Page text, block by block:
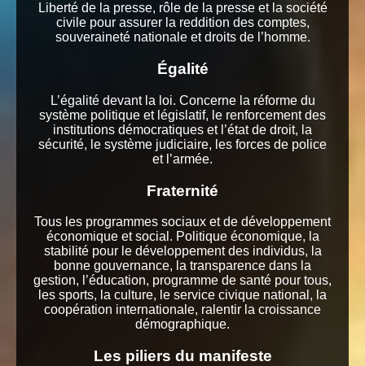
Liberté de la presse, rôle de la presse et la société
civile pour assurer la reddition des comptes,
souveraineté nationale et droits de l’homme.
Égalité
L’égalité devant la loi. Concerne la réforme du
système politique et législatif, le renforcement des
institutions démocratiques et l’état de droit, la
sécurité, le système judiciaire, les forces de police
et l’armée.
Fraternité
Tous les programmes sociaux et de développement
économique et social. Politique économique, la
stabilité pour le développement des individus, la
bonne gouvernance, la transparence dans la
gestion, l’éducation, programme de santé pour tous,
les sports, la culture, le service civique national, la
coopération internationale, ralentir la croissance
démographique.
Les piliers du manifeste